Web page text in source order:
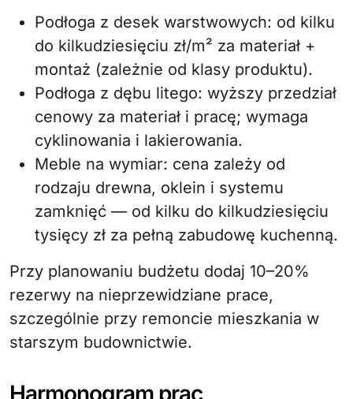
Podłoga z desek warstwowych: od kilku
do kilkudziesięciu zł/m² za materiał +
montaż (zależnie od klasy produktu).
Podłoga z dębu litego: wyższy przedział
cenowy za materiał i pracę; wymaga
cyklinowania i lakierowania.
Meble na wymiar: cena zależy od
rodzaju drewna, oklein i systemu
zamknięć — od kilku do kilkudziesięciu
tysięcy zł za pełną zabudowę kuchenną.
Przy planowaniu budżetu dodaj 10–20%
rezerwy na nieprzewidziane prace,
szczególnie przy remoncie mieszkania w
starszym budownictwie.
Harmonogram prac